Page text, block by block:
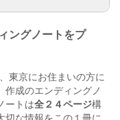
たい
て欲しい
ングノートをプ
東京にお住まいの方に
作成のエンディングノ
ートは全２４ページ構